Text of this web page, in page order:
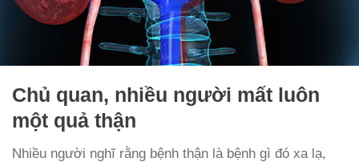
Chủ quan, nhiều người mất luôn
một quả thận
Nhiều người nghĩ rằng bệnh thận là bệnh gì đó xa lạ,